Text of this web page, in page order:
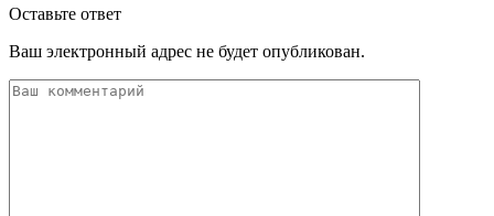
Оставьте ответ
Ваш электронный адрес не будет опубликован.